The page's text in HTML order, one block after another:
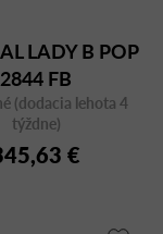
LADY B POP
2844 FB
(dodacia lehota 4
týždne)
€